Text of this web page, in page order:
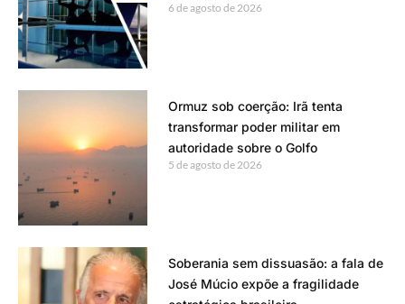
6 de agosto de 2026
Ormuz sob coerção: Irã tenta
transformar poder militar em
autoridade sobre o Golfo
5 de agosto de 2026
Soberania sem dissuasão: a fala de
José Múcio expõe a fragilidade